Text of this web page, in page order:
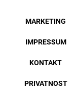
MARKETING
IMPRESSUM
KONTAKT
PRIVATNOST